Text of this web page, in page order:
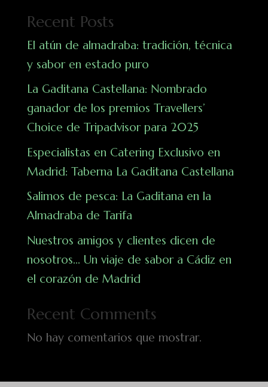
Recent Posts
El atún de almadraba: tradición, técnica
y sabor en estado puro
La Gaditana Castellana: Nombrado
ganador de los premios Travellers’
Choice de Tripadvisor para 2025
Especialistas en Catering Exclusivo en
Madrid: Taberna La Gaditana Castellana
Salimos de pesca: La Gaditana en la
Almadraba de Tarifa
Nuestros amigos y clientes dicen de
nosotros… Un viaje de sabor a Cádiz en
el corazón de Madrid
Recent Comments
No hay comentarios que mostrar.